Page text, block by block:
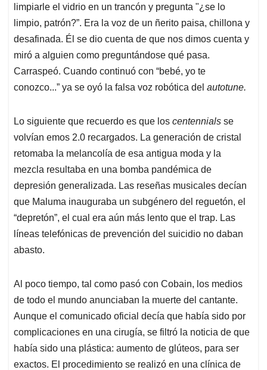
limpiarle el vidrio en un trancón y pregunta "¿se lo
limpio, patrón?”. Era la voz de un ñerito paisa, chillona y
desafinada. Él se dio cuenta de que nos dimos cuenta y
miró a alguien como preguntándose qué pasa.
Carraspeó. Cuando continuó con “bebé, yo te
conozco...” ya se oyó la falsa voz robótica del autotune.
Lo siguiente que recuerdo es que los centennials se
volvían emos 2.0 recargados. La generación de cristal
retomaba la melancolía de esa antigua moda y la
mezcla resultaba en una bomba pandémica de
depresión generalizada. Las reseñas musicales decían
que Maluma inauguraba un subgénero del reguetón, el
“depretón”, el cual era aún más lento que el trap. Las
líneas telefónicas de prevención del suicidio no daban
abasto.
Al poco tiempo, tal como pasó con Cobain, los medios
de todo el mundo anunciaban la muerte del cantante.
Aunque el comunicado oficial decía que había sido por
complicaciones en una cirugía, se filtró la noticia de que
había sido una plástica: aumento de glúteos, para ser
exactos. El procedimiento se realizó en una clínica de